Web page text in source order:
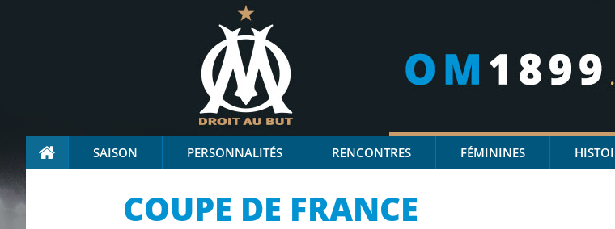
SAISON PERSONNALITÉS RENCONTRES FÉMININES
COUPE DE FRANCE